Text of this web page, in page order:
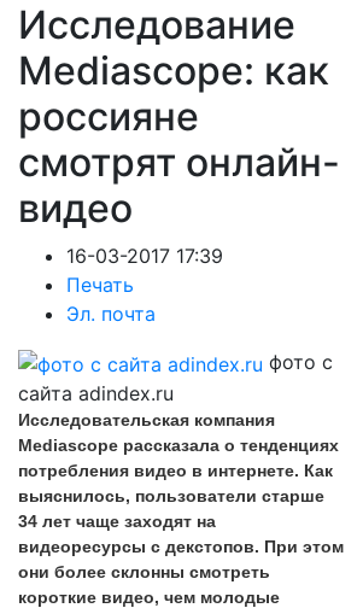
Исследование
Mediascope: как
россияне
смотрят онлайн-
видео
16-03-2017 17:39
Печать
Эл. почта
фото с
сайта adindex.ru
Исследовательская компания
Mediascope рассказала о тенденциях
потребления видео в интернете. Как
выяснилось, пользователи старше
34 лет чаще заходят на
видеоресурсы с декстопов. При этом
они более склонны смотреть
короткие видео, чем молодые